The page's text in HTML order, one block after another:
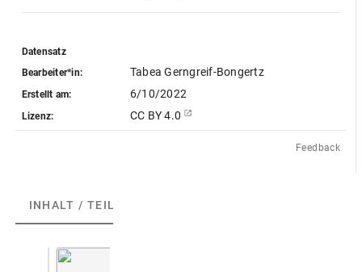
Datensatz
Bearbeiter*in:
Tabea Gerngreif-Bongertz
Erstellt am: 6/10/2022
Lizenz: CC BY 4.0
Feedback
INHALT / TEILE